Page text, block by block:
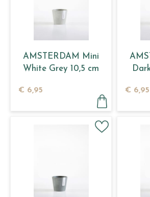
AMSTERDAM Mini
White Grey 10,5 cm
€ 6,95 € 6,95